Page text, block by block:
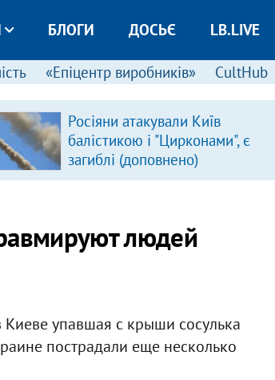
БЛОГИ ДОСЬЄ LB.LIVE
«Епіцентр виробників» CultHub
Росіяни атакували Київ
балістикою і "Цирконами", є
загиблі (доповнено)
людей
упавшая с крыши сосулька
пострадали еще несколько